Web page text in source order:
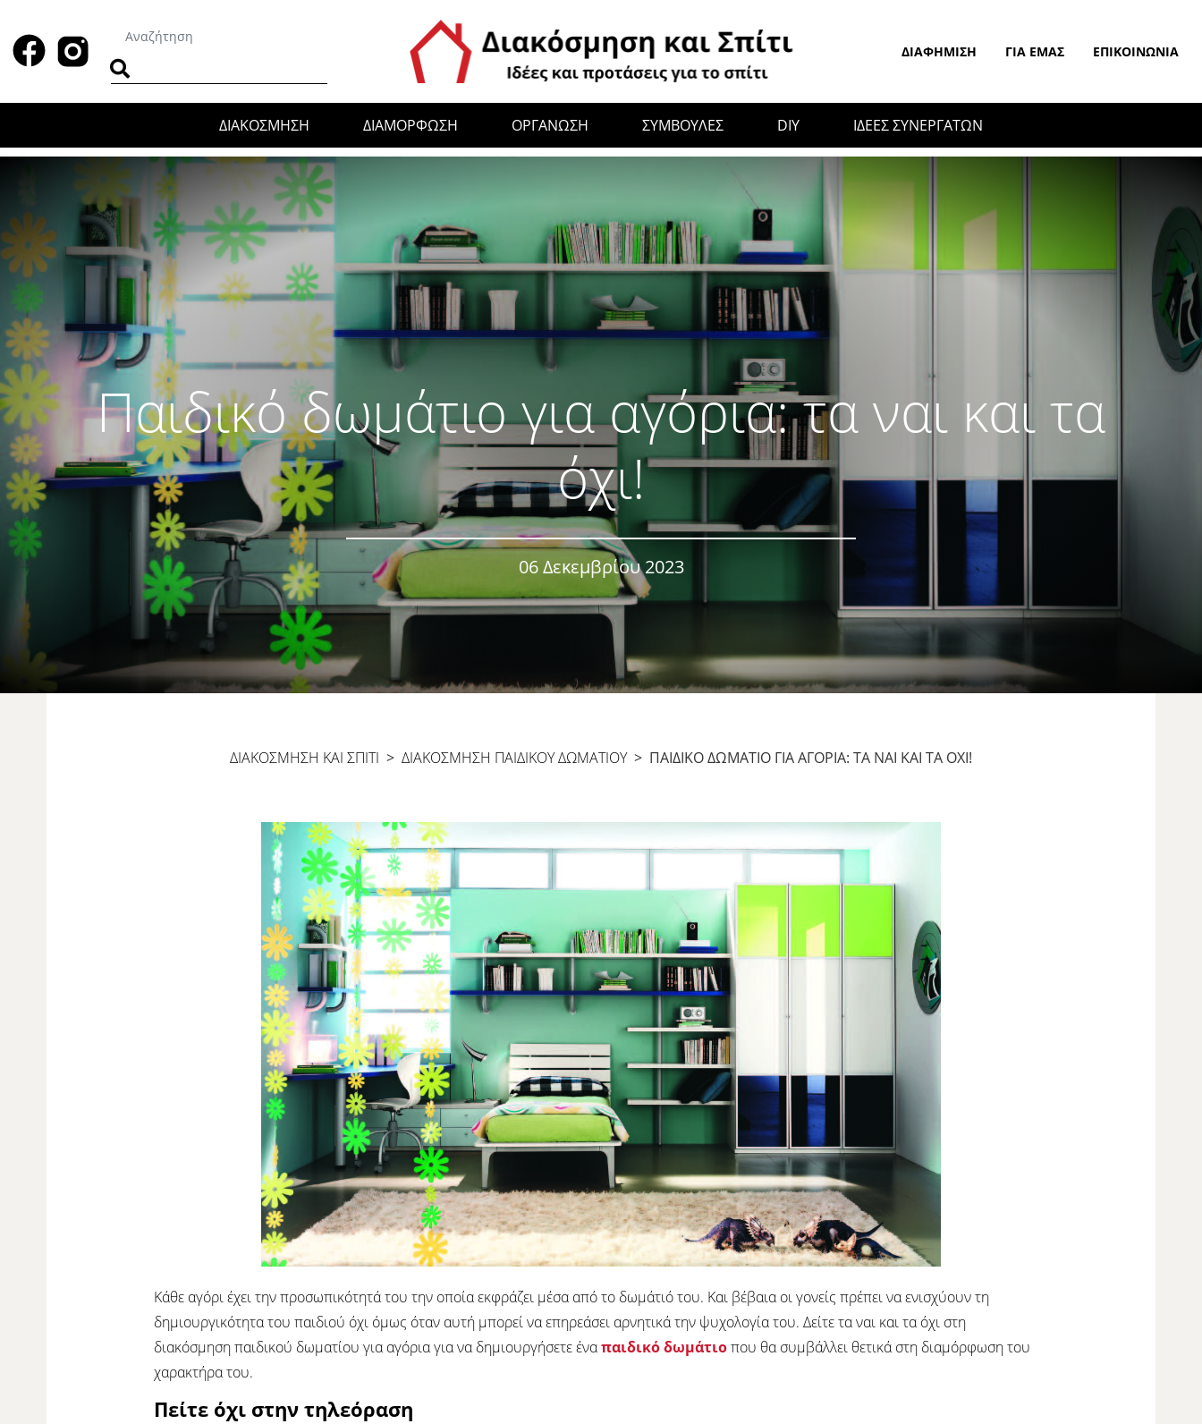
ΔΙΑΦΉΜΙΣΗ ΓΙΑ ΕΜΆΣ ΕΠΙΚΟΙΝΩΝΊΑ
ΔΙΑΚΟΣΜΗΣΗ ΔΙΑΜΟΡΦΩΣΗ ΟΡΓΑΝΩΣΗ ΣΥΜΒΟΥΛΕΣ DIY ΙΔΕΕΣ ΣΥΝΕΡΓΑΤΩΝ
Παιδικό δωμάτιο για αγόρια: τα ναι και τα
όχι!
06 Δεκεμβρίου 2023
ΔΙΑΚΟΣΜΗΣΗ ΚΑΙ ΣΠΙΤΙ > ΔΙΑΚΌΣΜΗΣΗ ΠΑΙΔΙΚΟΎ ΔΩΜΑΤΊΟΥ> ΠΑΙΔΙΚΌ ΔΩΜΆΤΙΟ ΓΙΑ ΑΓΌΡΙΑ: ΤΑ ΝΑΙ ΚΑΙ ΤΑ ΌΧΙ!
Κάθε αγόρι έχει την προσωπικότητά του την οποία εκφράζει μέσα από το δωμάτιό του. Και βέβαια οι γονείς πρέπει να ενισχύουν τη
δημιουργικότητα του παιδιού όχι όμως όταν αυτή μπορεί να επηρεάσει αρνητικά την ψυχολογία του. Δείτε τα ναι και τα όχι στη
διακόσμηση παιδικού δωματίου για αγόρια για να δημιουργήσετε έναπαιδικό δωμάτιοπου θα συμβάλλει θετικά στη διαμόρφωση του
χαρακτήρα του.
Πείτε όχι στην τηλεόραση